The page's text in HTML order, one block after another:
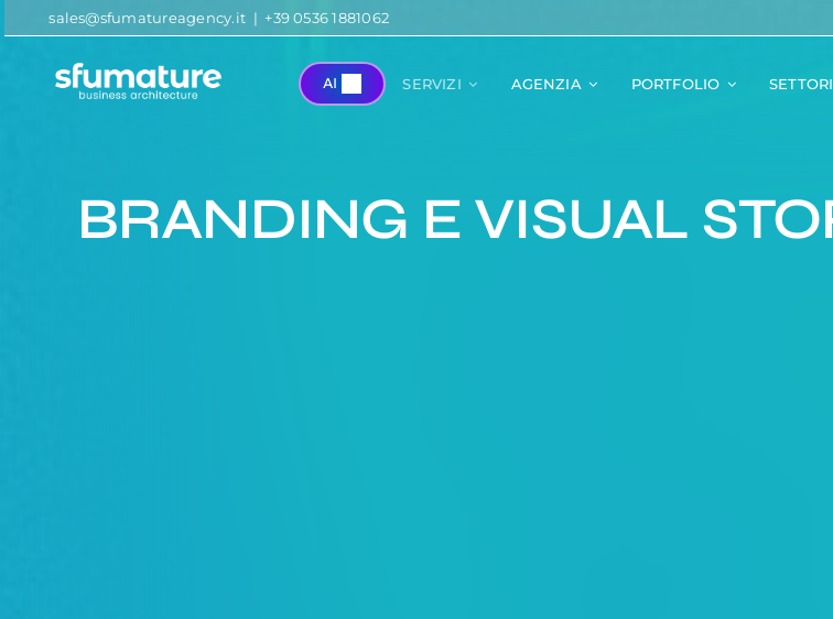
al
contenuto
sales@sfumatureagency.it | +39 0536 1881062
AI SERVIZI AGENZIA PORTFOLIO SETTORI
BRANDING E VISUAL